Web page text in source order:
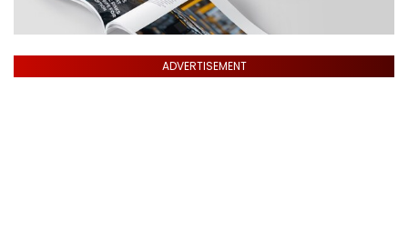
ADVERTISEMENT